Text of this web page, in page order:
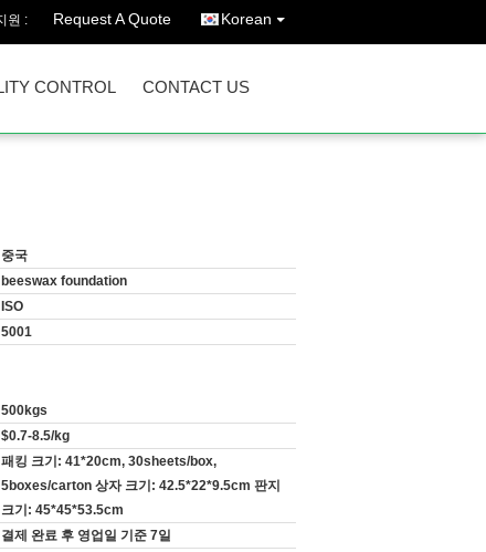
원 : Request A Quote Korean
CONTROL CONTACT US
중국
beeswax foundation
ISO
5001
500kgs
$0.7-8.5/kg
패킹 크기: 41*20cm, 30sheets/box,
5boxes/carton 상자 크기: 42.5*22*9.5cm 판지
크기: 45*45*53.5cm
결제 완료 후 영업일 기준 7일